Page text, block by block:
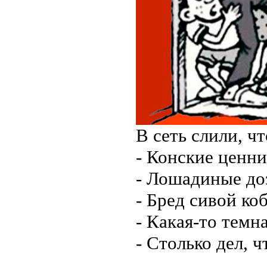
В сеть слили,
- Конские
- Лошадиные
- Бред сивой
- Какая-то
- Столько дел,